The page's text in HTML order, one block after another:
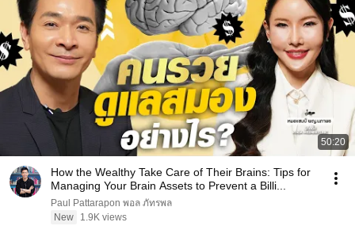
50:20
How the Wealthy Take Care of Their Brains: Tips for
Managing Your Brain Assets to Prevent a Billi...
Paul Pattarapon พอล ภัทรพล
New
1.9K views